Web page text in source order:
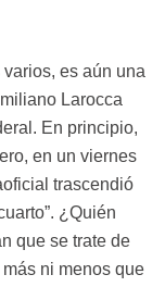
es aún una
Larocca
En principio,
en un viernes
trascendió
¿Quién
que se trate de
ni menos que